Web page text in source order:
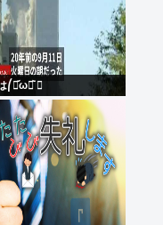
⎛・᷄ω・᷅ ⎞